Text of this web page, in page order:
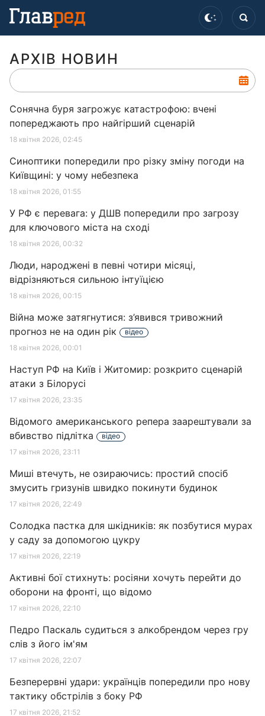
АРХІВ НОВИН
Сонячна буря загрожує катастрофою: вчені
попереджають про найгірший сценарій
18 квітня 2026, 02:45
Синоптики попередили про різку зміну погоди на
Київщині: у чому небезпека
18 квітня 2026, 01:55
У РФ є перевага: у ДШВ попередили про загрозу
для ключового міста на сході
18 квітня 2026, 00:32
Люди, народжені в певні чотири місяці,
відрізняються сильною інтуїцією
18 квітня 2026, 00:15
Війна може затягнутися: з’явився тривожний
прогноз не на один рік
відео
18 квітня 2026, 00:01
Наступ РФ на Київ і Житомир: розкрито сценарій
атаки з Білорусі
17 квітня 2026, 23:35
Відомого американського репера заарештували за
вбивство підлітка
відео
17 квітня 2026, 23:11
Миші втечуть, не озираючись: простий спосіб
змусить гризунів швидко покинути будинок
17 квітня 2026, 22:49
Солодка пастка для шкідників: як позбутися мурах
у саду за допомогою цукру
17 квітня 2026, 22:19
Активні бої стихнуть: росіяни хочуть перейти до
оборони на фронті, що відомо
17 квітня 2026, 22:10
Педро Паскаль судиться з алкобрендом через гру
слів з його ім'ям
17 квітня 2026, 22:07
Безперервні удари: українців попередили про нову
тактику обстрілів з боку РФ
17 квітня 2026, 21:52